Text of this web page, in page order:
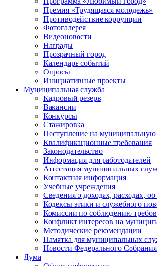
Премия «Трудящаяся молодежь»
Противодействие коррупции
Фотогалерея
Видеоновости
Награды
Прозрачный город
Календарь событий
Опросы
Инициативные проекты
Муниципальная служба
Кадровый резерв
Вакансии
Конкурсы
Стажировка
Поступление на муниципальную
Квалификационные требования
Законодательство
Информация для работодателей
Аттестация муниципальных
Контактная информация
Учебные учреждения
Сведения о доходах, расходах,
Кодексы этики и служебного
Комиссии по соблюдению
Конфликт интересов на
Методические рекомендации
Памятка для муниципальных
Новости Федерального Cобрания
Дума